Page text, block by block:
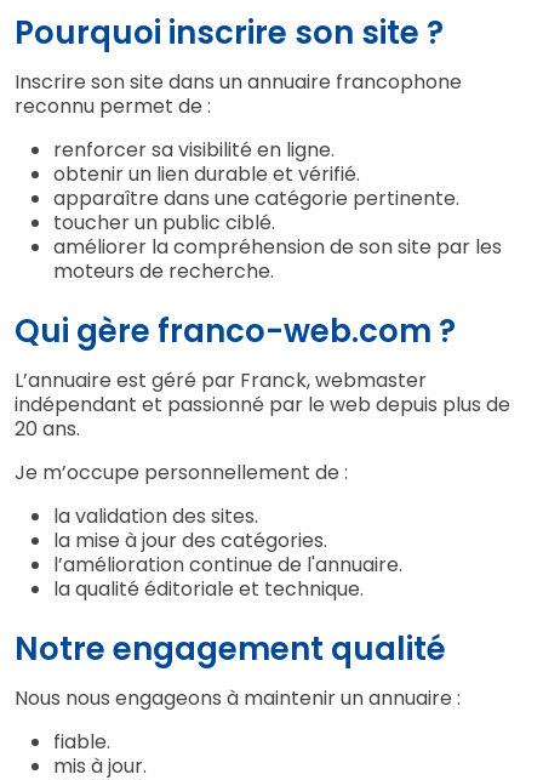
Pourquoi inscrire son site ?
Inscrire son site dans un annuaire francophone
reconnu permet de :
renforcer sa visibilité en ligne.
obtenir un lien durable et vérifié.
apparaître dans une catégorie pertinente.
toucher un public ciblé.
améliorer la compréhension de son site par les
moteurs de recherche.
Qui gère franco-web.com ?
L’annuaire est géré par Franck, webmaster
indépendant et passionné par le web depuis plus de
20 ans.
Je m’occupe personnellement de :
la validation des sites.
la mise à jour des catégories.
l’amélioration continue de l'annuaire.
la qualité éditoriale et technique.
Notre engagement qualité
Nous nous engageons à maintenir un annuaire :
fiable.
mis à jour.